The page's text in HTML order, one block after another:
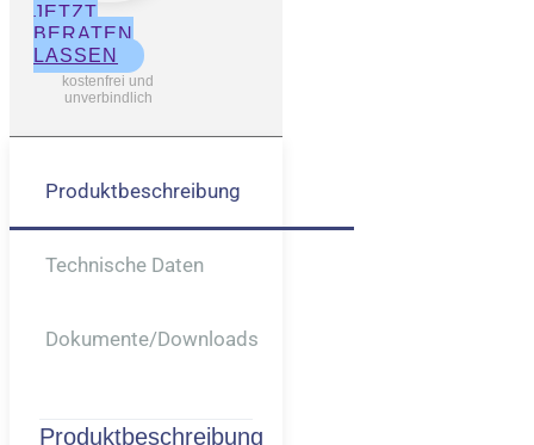
JETZT
BERATEN
LASSEN
kostenfrei und
unverbindlich
Produktbeschreibung
Technische Daten
Dokumente/downloads
Produktbeschreibung